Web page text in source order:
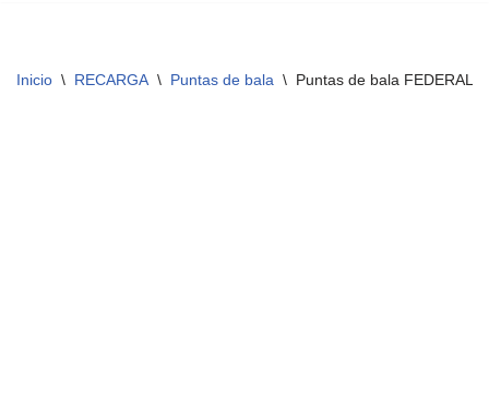
Inicio \ RECARGA \ Puntas de bala \ Puntas de bala FEDERAL